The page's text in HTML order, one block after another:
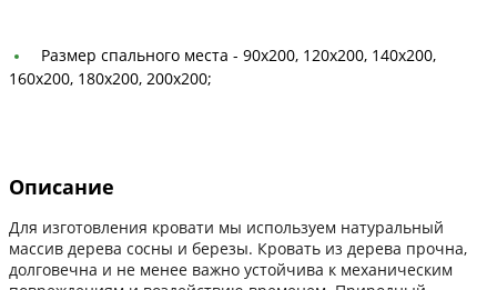
Размер спального места - 90х200, 120х200, 140х200,
160х200, 180х200, 200х200;
Описание
Для изготовления кровати мы используем натуральный
массив дерева сосны и березы. Кровать из дерева прочна,
долговечна и не менее важно устойчива к механическим